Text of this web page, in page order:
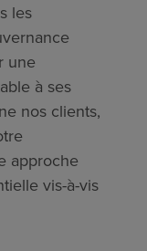
les
une
à ses
nos clients,
approche
vis-à-vis